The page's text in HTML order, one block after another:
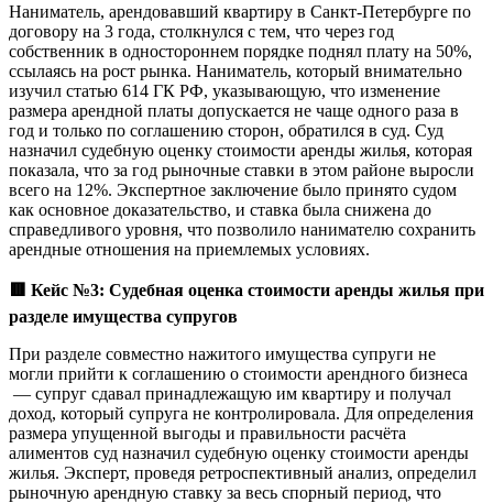
Наниматель, арендовавший квартиру в Санкт-Петербурге по
договору на 3 года, столкнулся с тем, что через год
собственник в одностороннем порядке поднял плату на 50%,
ссылаясь на рост рынка. Наниматель, который внимательно
изучил статью 614 ГК РФ, указывающую, что изменение
размера арендной платы допускается не чаще одного раза в
год и только по соглашению сторон, обратился в суд. Суд
назначил судебную оценку стоимости аренды жилья, которая
показала, что за год рыночные ставки в этом районе выросли
всего на 12%. Экспертное заключение было принято судом
как основное доказательство, и ставка была снижена до
справедливого уровня, что позволило нанимателю сохранить
арендные отношения на приемлемых условиях.
Кейс №3: Судебная оценка стоимости аренды жилья при
разделе имущества супругов
При разделе совместно нажитого имущества супруги не
могли прийти к соглашению о стоимости арендного бизнеса
— супруг сдавал принадлежащую им квартиру и получал
доход, который супруга не контролировала. Для определения
размера упущенной выгоды и правильности расчёта
алиментов суд назначил судебную оценку стоимости аренды
жилья. Эксперт, проведя ретроспективный анализ, определил
рыночную арендную ставку за весь спорный период, что